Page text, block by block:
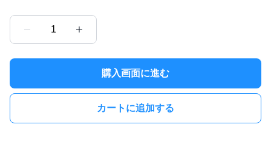
1
購入画面に進む
カートに追加する